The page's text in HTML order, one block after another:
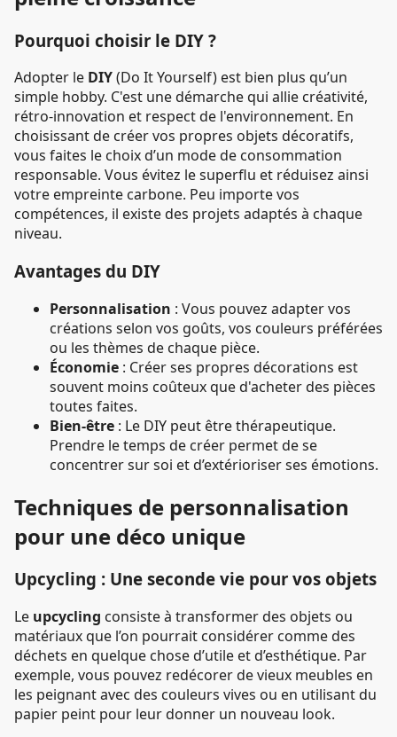
Pourquoi choisir le DIY ?
Adopter le DIY(Do It Yourself) est bien plus qu’un
simple hobby. C'est une démarche qui allie créativité,
rétro-innovation et respect de l'environnement. En
choisissant de créer vos propres objets décoratifs,
vous faites le choix d’un mode de consommation
responsable. Vous évitez le superflu et réduisez ainsi
votre empreinte carbone. Peu importe vos
compétences, il existe des projets adaptés à chaque
niveau.
Avantages du DIY
Personnalisation : Vous pouvez adapter vos
créations selon vos goûts, vos couleurs préférées
ou les thèmes de chaque pièce.
Économie : Créer ses propres décorations est
souvent moins coûteux que d'acheter des pièces
toutes faites.
Bien-être : Le DIY peut être thérapeutique.
Prendre le temps de créer permet de se
concentrer sur soi et d’extérioriser ses émotions.
Techniques de personnalisation
pour une déco unique
Upcycling : Une seconde vie pour vos objets
Le upcycling consiste à transformer des objets ou
matériaux que l’on pourrait considérer comme des
déchets en quelque chose d’utile et d’esthétique. Par
exemple, vous pouvez redécorer de vieux meubles en
les peignant avec des couleurs vives ou en utilisant du
papier peint pour leur donner un nouveau look.